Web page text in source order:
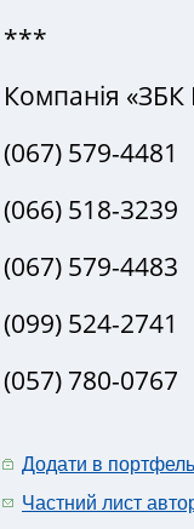
***
Компанія
(067) 579-4481
(066) 518-3239
(067) 579-4483
(099) 524-2741
(057) 780-0767
Додати в портфель
Частний лист